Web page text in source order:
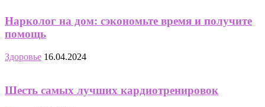
Нарколог на дом: сэкономьте время и получите
помощь
Здоровье 16.04.2024
Шесть самых лучших кардиотренировок